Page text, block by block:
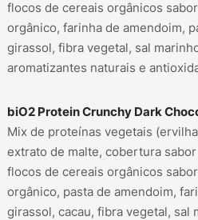
flocos de cereais orgânicos
orgânico, farinha de amendoim,
girassol, fibra vegetal, sal
aromatizantes naturais e
biO2 Protein Crunchy Dark
Mix de proteínas vegetais
extrato de malte, cobertura
flocos de cereais orgânicos
orgânico, pasta de amendoim,
girassol, cacau, fibra vegetal, sal